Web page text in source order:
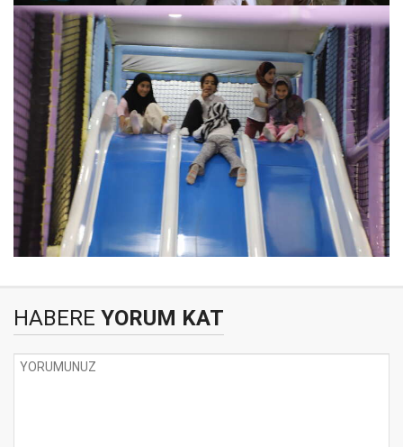
HABERE YORUM KAT